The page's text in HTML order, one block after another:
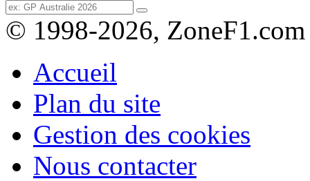
© 1998-2026, ZoneF1.com
Accueil
Plan du site
Gestion des cookies
Nous contacter